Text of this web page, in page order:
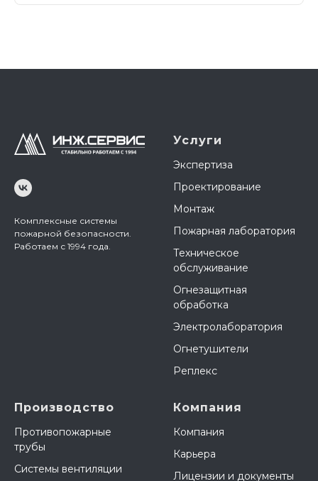
Комплексные системы
пожарной безопасности.
Работаем с 1994 года.
Услуги
Экспертиза
Проектирование
Монтаж
Пожарная лаборатория
Техническое
обслуживание
Огнезащитная
обработка
Электролаборатория
Огнетушители
Реплекс
Производство
Противопожарные
трубы
Системы вентиляции
Компания
Компания
Карьера
Лицензии и документы